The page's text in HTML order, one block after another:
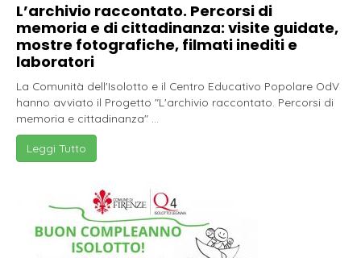
L’archivio raccontato. Percorsi di
memoria e di cittadinanza: visite guidate,
mostre fotografiche, filmati inediti e
laboratori
La Comunità dell'Isolotto e il Centro Educativo Popolare OdV
hanno avviato il Progetto "L'archivio raccontato. Percorsi di
memoria e cittadinanza" ...
Leggi Tutto